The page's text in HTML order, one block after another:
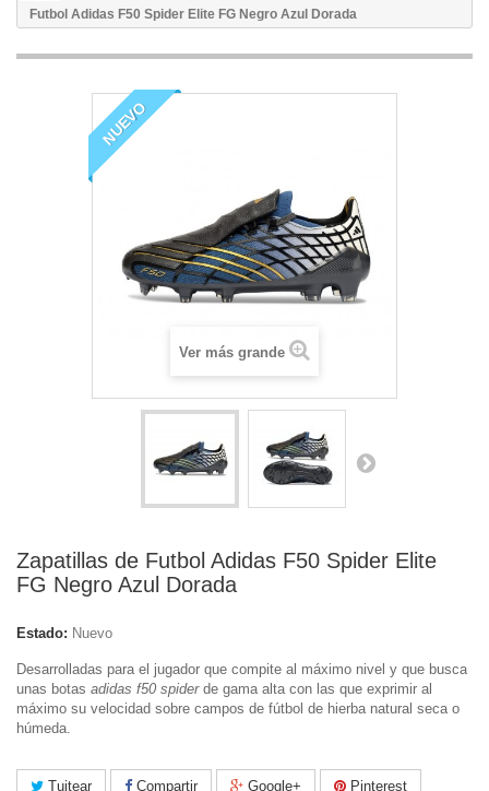
Futbol Adidas F50 Spider Elite FG Negro Azul Dorada
NUEVO
Ver más grande
Zapatillas de Futbol Adidas F50 Spider Elite
FG Negro Azul Dorada
Estado: Nuevo
Desarrolladas para el jugador que compite al máximo nivel y que busca
unas botas adidas f50 spiderde gama alta con las que exprimir al
máximo su velocidad sobre campos de fútbol de hierba natural seca o
húmeda.
Tuitear Compartir Google+ Pinterest